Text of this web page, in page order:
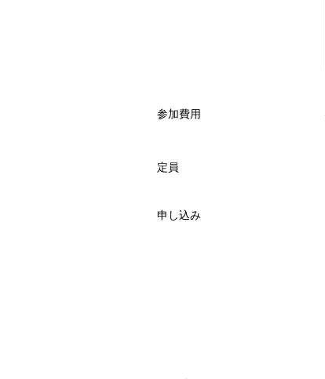
参加費用
定員
申し込み